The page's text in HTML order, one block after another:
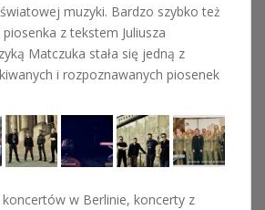
muzyki. Bardzo szybko też
z tekstem Juliusza
Matczuka stała się jedną z
i rozpoznawanych piosenek
w Berlinie, koncerty z